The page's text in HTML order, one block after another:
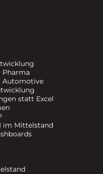
Pharma
Automotive
statt Excel
im Mittelstand